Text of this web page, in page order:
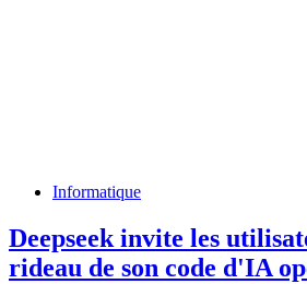
Informatique
Deepseek invite les
rideau de son code d'IA